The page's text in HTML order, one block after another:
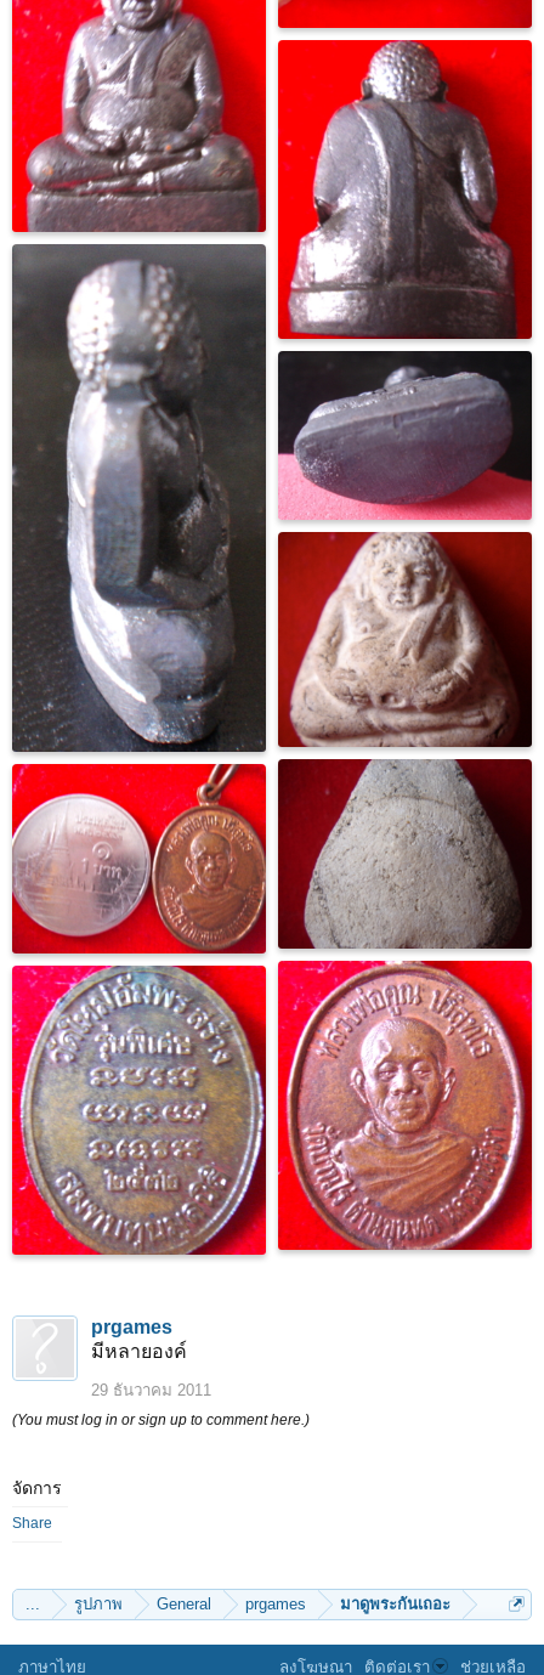
prgames
มีหลายองค์
29 ธันวาคม 2011
(You must log in or sign up to comment here.)
จัดการ
Share
... รูปภาพ General prgames มาดูพระกันเถอะ
ภาษาไทย ลงโฆษณา ติดต่อเรา ช่วยเหลือ